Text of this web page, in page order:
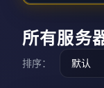
销/垃圾邮件箱
/login 初始密码
想设置的新密码
竞技对战、休
成长路线。
【粘液空岛｜
解锁全套粘液科
MOD丨
1.12-1.21服直连
QQ交流群：
不删档.不换周
所有服务
排序：